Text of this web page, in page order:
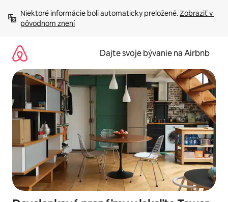
obsah.
Niektoré informácie boli automaticky preložené. Zobraziť v
pôvodnom znení
Dajte svoje bývanie na Airbnb